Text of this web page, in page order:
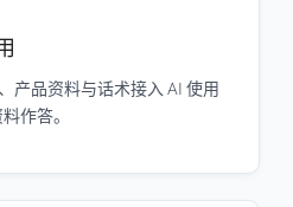
产品资料与话术接入 AI 使用
作答。